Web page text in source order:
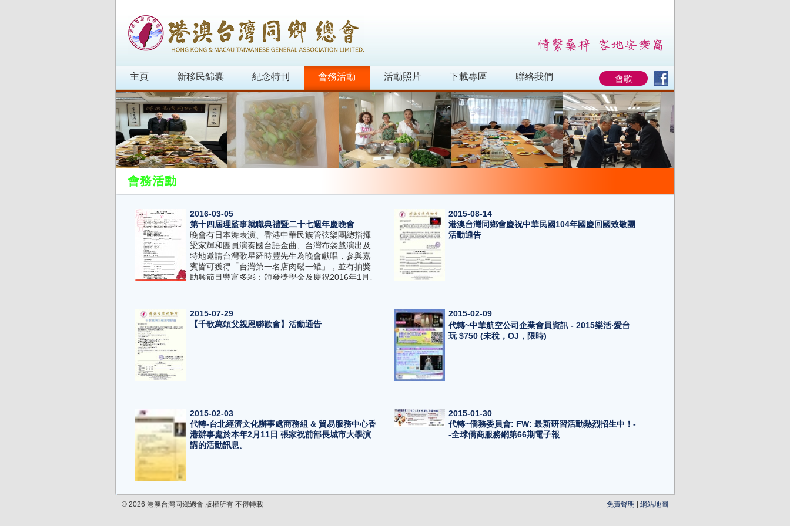
主頁 新移民錦囊 紀念特刊 會務活動 活動照片 下載專區 聯絡我們 會歌
會務活動
2016-03-05
第十四屆理監事就職典禮暨二十七週年慶晚會
晚會有日本舞表演、香港中華民族管弦樂團總指揮
梁家輝和團員演奏國台語金曲、台灣布袋戲演出及
特地邀請台灣歌星羅時豐先生為晚會獻唱，参與嘉
賓皆可獲得「台灣第一名店肉鬆一罐」，並有抽獎
助興節目豐富多彩；頒發獎學金及慶祝2016年1月、
2015-08-14
港澳台灣同鄉會慶祝中華民國104年國慶回國致敬團
活動通告
2015-07-29
【千歌萬頌父親恩聯歡會】活動通告
2015-02-09
代轉~中華航空公司企業會員資訊 - 2015樂活‧愛台
玩 $750 (未稅，OJ，限時)
2015-02-03
代轉-台北經濟文化辦事處商務組 & 貿易服務中心香
港辦事處於本年2月11日 張家祝前部長城市大學演
講的活動訊息。
2015-01-30
代轉~僑務委員會: FW: 最新研習活動熱烈招生中！-
-全球僑商服務網第66期電子報
© 2026 港澳台灣同鄉總會 版權所有 不得轉載 免責聲明 網站地圖